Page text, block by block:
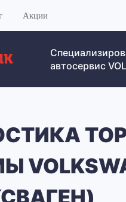
Акции
автосервис